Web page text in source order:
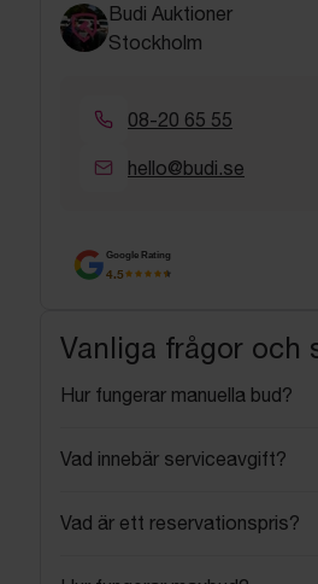
Budi Auktioner
Stockholm
08-20 65 55
hello@budi.se
Google Rating
4.5
Vanliga frågor och
Hur fungerar manuella bud?
Vad innebär serviceavgift?
Vad är ett reservationspris?